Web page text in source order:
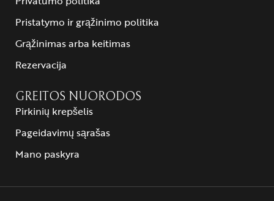
Pristatymo ir grąžinimo politika
Grąžinimas arba keitimas
Rezervacija
GREITOS NUORODOS
Pirkinių krepšelis
Pageidavimų sąrašas
Mano paskyra